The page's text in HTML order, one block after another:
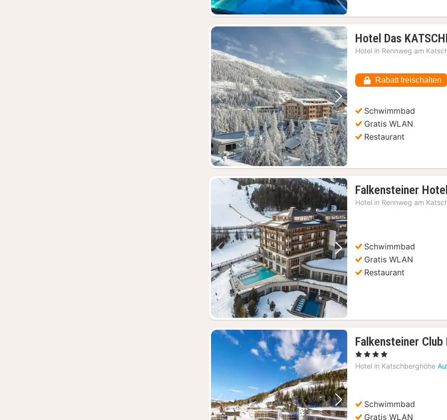
Vorheriges Bild Nächstes Bild
Hotel Das
Hotel in Rennweg am
Rabatt freischalten
Schwimmbad
Gratis WLAN
Restaurant
Vorheriges Bild Nächstes Bild
Falkensteiner
Hotel in Rennweg am
Schwimmbad
Gratis WLAN
Restaurant
Vorheriges Bild Nächstes Bild
Falkensteiner
, 4 Sterne
Hotel in Katschberghöhe
Schwimmbad
Gratis WLAN